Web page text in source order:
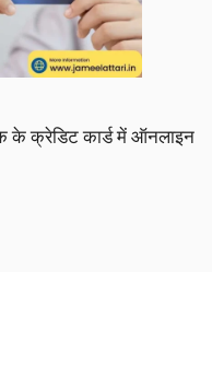
के क्रेडिट कार्ड में ऑनलाइन